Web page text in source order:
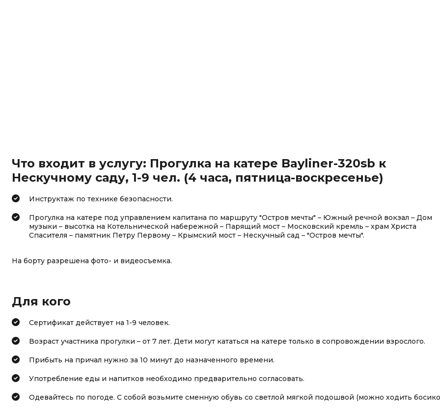
Что входит в услугу: Прогулка на катере Bayliner-320sb к
Нескучному саду, 1-9 чел. (4 часа, пятница-воскресенье)
Инструктаж по технике безопасности.
Прогулка на катере под управлением капитана по маршруту "Остров мечты" – Южный речной вокзал – Дом
музыки – высотка на Котельнической набережной – Парящий мост – Московский кремль – храм Христа
Спасителя – памятник Петру Первому – Крымский мост – Нескучный сад – "Остров мечты".
На борту разрешена фото- и видеосъемка.
Для кого
Сертификат действует на 1-9 человек.
Возраст участника прогулки – от 7 лет. Дети могут кататься на катере только в сопровождении взрослого.
Прибыть на причал нужно за 10 минут до назначенного времени.
Употребление еды и напитков необходимо предварительно согласовать.
Одевайтесь по погоде. С собой возьмите сменную обувь со светлой мягкой подошвой (можно ходить